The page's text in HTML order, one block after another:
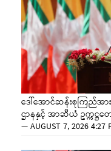
ဒေါ်အောင်ဆန်းစုကြည်အား
ဌာနနှင့် အာဆီယံ ဥက္ကဋ္ဌတ
—AUGUST 7, 2026 4:27